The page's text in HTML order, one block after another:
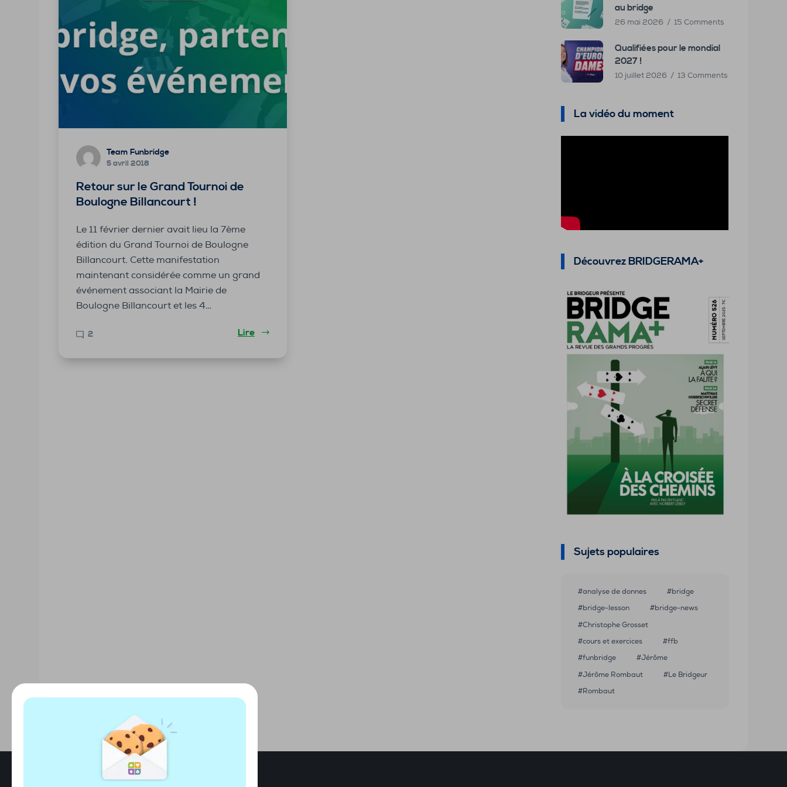
Team Funbridge
5 avril 2018
Retour sur le Grand Tournoi de
Boulogne Billancourt !
Le 11 février dernier avait lieu la 7ème
édition du Grand Tournoi de Boulogne
Billancourt. Cette manifestation
maintenant considérée comme un grand
événement associant la Mairie de
Boulogne Billancourt et les 4…
2 Lire
au bridge
26 mai 2026 15 Comments
Qualifiées pour le mondial
2027 !
10 juillet 2026 13 Comments
La vidéo du moment
Découvrez BRIDGERAMA+
Sujets populaires
analyse de donnes
bridge
bridge-lesson
bridge-news
Christophe Grosset
cours et exercices
ffb
funbridge
Jérôme
Jérôme Rombaut
Le Bridgeur
Rombaut